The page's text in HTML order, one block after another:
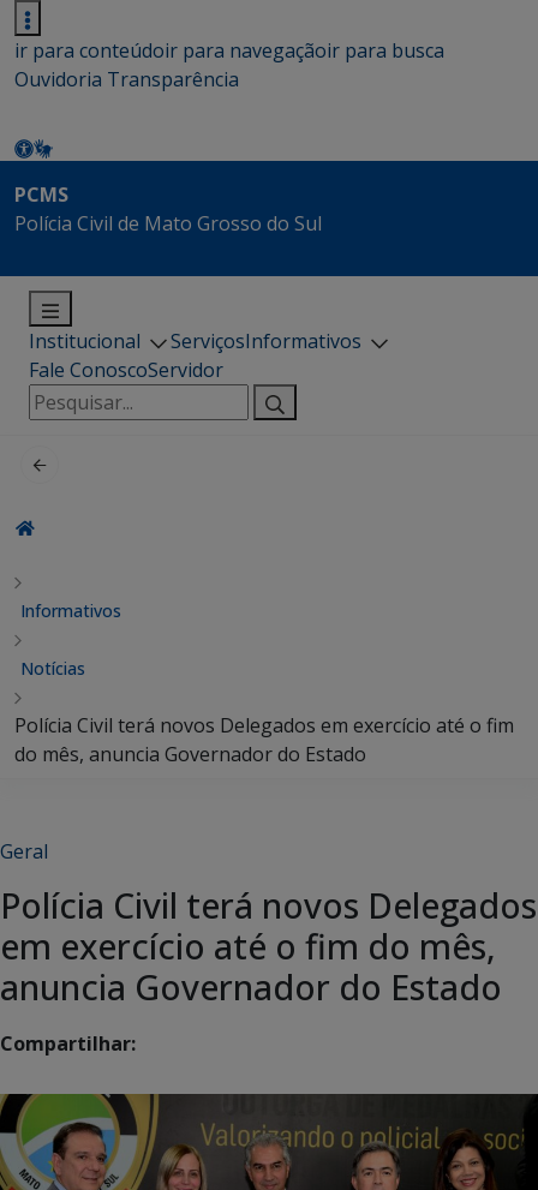
ir para conteúdoir para navegaçãoir para busca
Ouvidoria Transparência
PCMS
Polícia Civil de Mato Grosso do Sul
Institucional ServiçosInformativos
Fale ConoscoServidor
Pesquisar
por:
Informativos
Notícias
Polícia Civil terá novos Delegados em exercício até o fim
do mês, anuncia Governador do Estado
Geral
Polícia Civil terá novos Delegados
em exercício até o fim do mês,
anuncia Governador do Estado
Compartilhar: